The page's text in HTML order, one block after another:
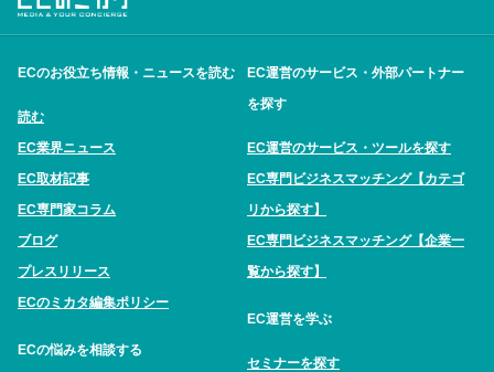
ECのお役立ち情報・ニュースを読む
読む
EC業界ニュース
EC取材記事
EC専門家コラム
ブログ
プレスリリース
ECのミカタ編集ポリシー
ECの悩みを相談する
EC運営のサービス・外部パートナー
を探す
EC運営のサービス・ツールを探す
EC専門ビジネスマッチング【カテゴ
リから探す】
EC専門ビジネスマッチング【企業一
覧から探す】
EC運営を学ぶ
セミナーを探す